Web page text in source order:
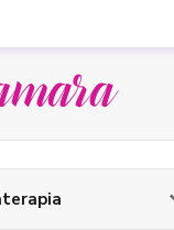
túto stránku
30 dní